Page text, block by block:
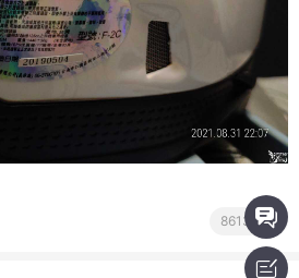
8613閱讀